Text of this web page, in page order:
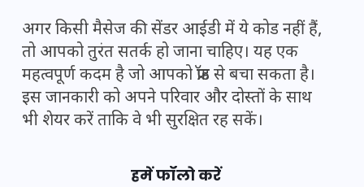
अगर किसी मैसेज की सेंडर आईडी में ये कोड नहीं हैं,
तो आपको तुरंत सतर्क हो जाना चाहिए। यह एक
महत्वपूर्ण कदम है जो आपको फ्रॉड से बचा सकता है।
इस जानकारी को अपने परिवार और दोस्तों के साथ
भी शेयर करें ताकि वे भी सुरक्षित रह सकें।
हमें फॉलो करें